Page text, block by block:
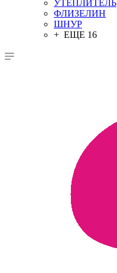
УТЕПЛИТЕЛЬ
ФЛИЗЕЛИН
ШНУР
+ ЕЩЕ 16